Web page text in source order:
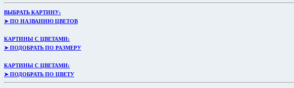
ВЫБРАТЬ КАРТИНУ:
➤ ПО НАЗВАНИЮ ЦВЕТОВ
КАРТИНЫ С ЦВЕТАМИ:
➤ ПОДОБРАТЬ ПО РАЗМЕРУ
КАРТИНЫ С ЦВЕТАМИ:
➤ ПОДОБРАТЬ ПО ЦВЕТУ